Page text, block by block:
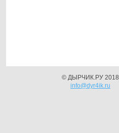
© ДЫРЧИК.РУ 2018
info@dyr4ik.ru